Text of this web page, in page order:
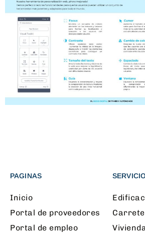
PAGINAS
Inicio
Portal de proveedores
Portal de empleo